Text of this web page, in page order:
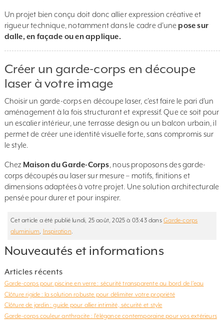
Un projet bien conçu doit donc allier expression créative et
rigueur technique, notamment dans le cadre d’une pose sur
dalle, en façade ou en applique.
Créer un garde-corps en découpe
laser à votre image
Choisir un garde-corps en découpe laser, c’est faire le pari d’un
aménagement à la fois structurant et expressif. Que ce soit pour
un escalier intérieur, une terrasse design ou un balcon urbain, il
permet de créer une identité visuelle forte, sans compromis sur
le style.
Chez Maison du Garde-Corps , nous proposons des garde-
corps découpés au laser sur mesure – motifs, finitions et
dimensions adaptées à votre projet. Une solution architecturale
pensée pour durer et pour inspirer.
Cet article a été publié lundi, 25 août, 2025 à 03:43 dansGarde-corps
aluminium, Inspiration.
Nouveautés et informations
Articles récents
Garde-corps pour piscine en verre : sécurité transparente au bord de l’eau
Clôture rigide : la solution robuste pour délimiter votre propriété
Clôture de jardin : guide pour allier intimité, sécurité et style
Garde-corps couleur anthracite : l’élégance contemporaine pour vos extérieurs